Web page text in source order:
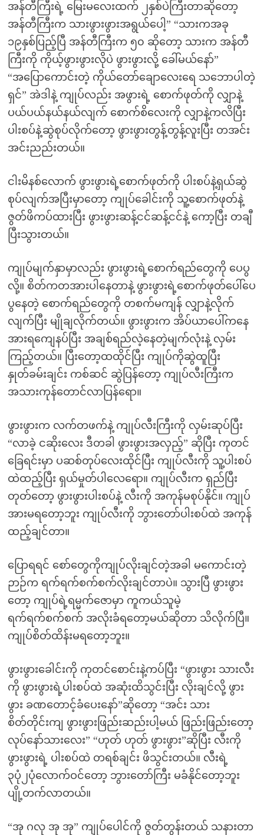
အန်တီကြီးရဲ့ မြေးမလေးထက် ၂နှစ်ပဲကြီးတာဆိုတော့
အန်တီကြီးက သားဖွားဖွားအရွယ်ပေါ့” “သားကအခု
၁၉နှစ်ပြည့်ပြီ အန်တီကြီးက ၅၀ ဆိုတော့ သားက အန်တီ
ကြီးကို ကိုယ့်ဖွားဖွားလိုပဲ ဖွားဖွားလို့ ခေါ်မယ်နော်”
“အပြောကောင်းတဲ့ ကိုယ်တော်ချောလေးရေ သဘောပါတဲ့
ရှင်” အဲဒါနဲ့ ကျုပ်လည်း အဖွားရဲ့ စောက်ဖုတ်ကို လျှာနဲ့
ပယ်ပယ်နယ်နယ်လျက် စောက်စိလေးကို လျှာနဲ့ကလိပြီး
ပါးစပ်နဲ့ဆွဲစုပ်လိုက်တော့ ဖွားဖွားတွန့်တွန့်လူးပြီး တအင်း
အင်းညည်းတယ်။
ငါးမိနစ်လောက် ဖွားဖွားရဲ့စောက်ဖုတ်ကို ပါးစပ်နဲ့ရှယ်ဆွဲ
စုပ်လျက်အပြီးမှာတော့ ကျုပ်ခေါင်းကို သူ့စောက်ဖုတ်နဲ့
ဇွတ်ဖိကပ်ထားပြီး ဖွားဖွားဆန့်ငင်ဆန့်ငင်နဲ့ ကော့ပြီး တချီ
ပြီးသွားတယ်။
ကျုပ်မျက်နှာမှာလည်း ဖွားဖွားရဲ့စောက်ရည်တွေကို ပေပွ
လို့။ စိတ်ကတအားပါနေတာနဲ့ ဖွားဖွားရဲ့စောက်ဖုတ်ပေါ်ပေ
ပွနေတဲ့ စောက်ရည်တွေကို တစက်မကျန် လျှာနဲ့လိုက်
လျက်ပြီး မျိုချလိုက်တယ်။ ဖွားဖွားက အိပ်ယာပေါ်ကနေ
အားရကျေနပ်ပြီး အချစ်ရည်လဲ့နေတဲ့မျက်လုံးနဲ့ လှမ်း
ကြည့်တယ်။ ပြီးတော့ထထိုင်ပြီး ကျုပ်ကိုဆွဲထူပြီး
နှုတ်ခမ်းချင်း ကစ်ဆင် ဆွဲပြန်တော့ ကျုပ်လီးကြီးက
အသားကုန်တောင်လာပြန်ရော။
ဖွားဖွားက လက်တဖက်နဲ့ ကျုပ်လီးကြီးကို လှမ်းဆုပ်ပြီး
“လာခဲ့ ငဆိုးလေး ဒီတခါ ဖွားဖွားအလှည့်” ဆိုပြီး ကုတင်
ခြေရင်းမှာ ပဆစ်တုပ်လေးထိုင်ပြီး ကျုပ်လီးကို သူ့ပါးစပ်
ထဲထည့်ပြီး ရှယ်မှုတ်ပါလေရော။ ကျုပ်လီးက ရှည်ပြီး
တုတ်တော့ ဖွားဖွားပါးစပ်နဲ့ လီးကို အကုန်မစုပ်နိုင်။ ကျုပ်
အားမရတော့ဘူး ကျုပ်လီးကို ဘွားတော်ပါးစပ်ထဲ အကုန်
ထည့်ချင်တာ။
ပြောရရင် စော်တွေကိုကျုပ်လိုးချင်တဲ့အခါ မကောင်းတဲ့
ဉာဉ်က ရက်ရက်စက်စက်လိုးချင်တာပဲ။ သွားပြီ ဖွားဖွား
တော့ ကျုပ်ရဲ့ရမ္မက်ဇောမှာ ကူကယ်သူမဲ့
ရက်ရက်စက်စက် အလိုးခံရတော့မယ်ဆိုတာ သိလိုက်ပြီ။
ကျုပ်စိတ်ထိန်းမရတော့ဘူး။
ဖွားဖွားခေါင်းကို ကုတင်စောင်းနဲ့ကပ်ပြီး “ဖွားဖွား သားလီး
ကို ဖွားဖွားရဲ့ပါးစပ်ထဲ အဆုံးထိသွင်းပြီး လိုးချင်လို့ ဖွား
ဖွား ခဏတောင့်ခံပေးနော်”ဆိုတော့ “အင်း သား
စိတ်တိုင်းကျ ဖွားဖွားဖြည်းဆည်းပါ့မယ် ဖြည်းဖြည်းတော့
လုပ်နော်သားလေး” “ဟုတ် ဟုတ် ဖွားဖွား”ဆိုပြီး လီးကို
ဖွားဖွားရဲ့ ပါးစပ်ထဲ တရစ်ချင်း ဖိသွင်းတယ်။ လီးရဲ့
၃ပုံ၂ပုံလောက်ဝင်တော့ ဘွားတော်ကြီး မခံနိုင်တော့ဘူး
ပျို့တက်လာတယ်။
“အု ဂလု အု အု” ကျုပ်ပေါင်ကို ဇွတ်တွန်းတယ် သနားတာ